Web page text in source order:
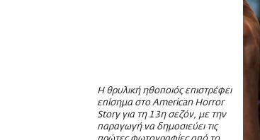
Η θρυλική ηθοποιός επιστρέφει
επίσημα στο American Horror
Story για τη 13η σεζόν, με την
παραγωγή να δημοσιεύει τις